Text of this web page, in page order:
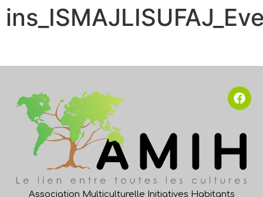
Association Multiculturelle Initiatives Habitants